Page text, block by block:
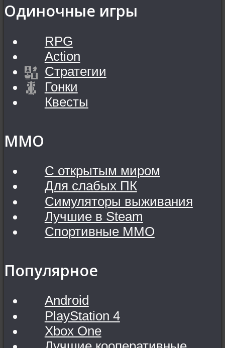
Одиночные игры
RPG
Action
Стратегии
Гонки
Квесты
MMO
С открытым миром
Для слабых ПК
Симуляторы выживания
Лучшие в Steam
Спортивные MMO
Популярное
Android
PlayStation 4
Xbox One